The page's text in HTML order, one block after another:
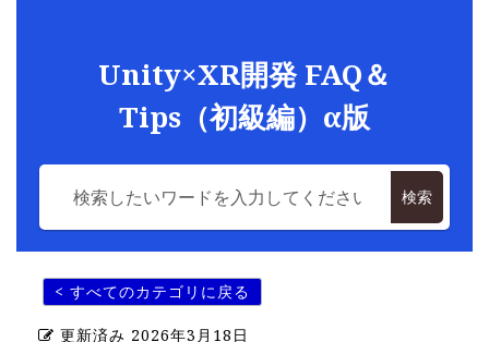
【2026年10月】ARエキスパートコース
【2026年10月】VRエキスパートコース
《SDGs》
U-15メタバースプログラミング講座
Unity×XR開発 FAQ＆
Tips（初級編）α版
検索
< すべてのカテゴリに戻る
更新済み 2026年3月18日